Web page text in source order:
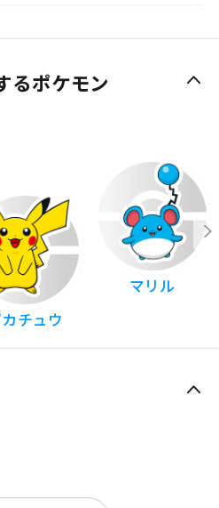
るポケモン
チュウ
マリル